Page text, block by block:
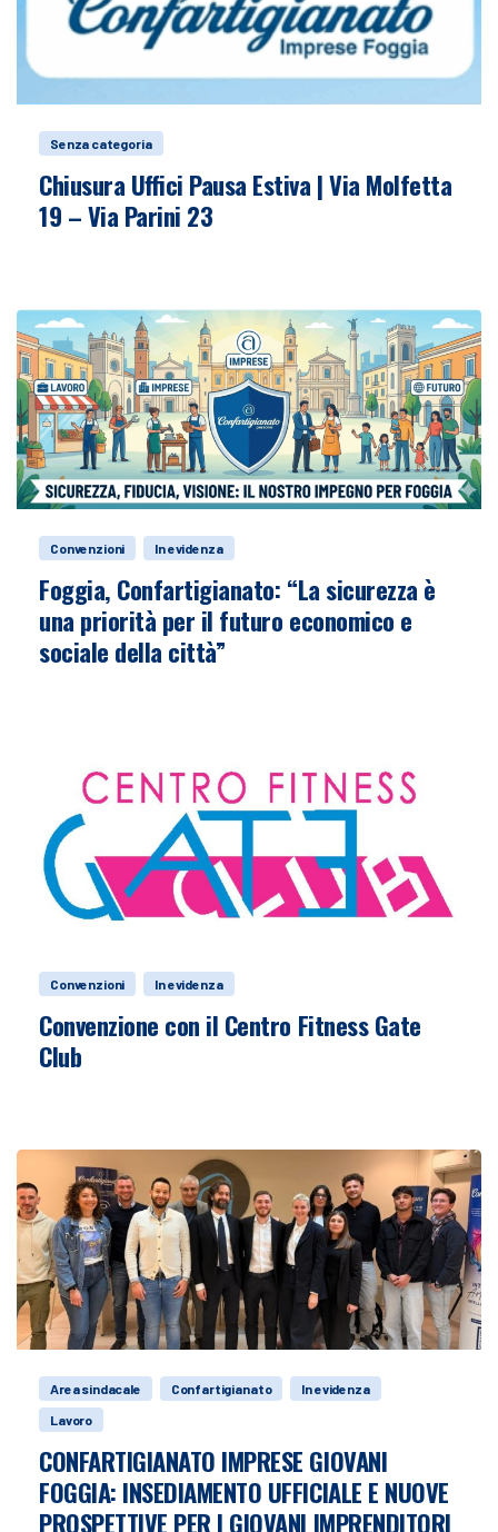
Senza categoria
Chiusura Uffici Pausa Estiva | Via Molfetta
19 – Via Parini 23
Convenzioni In evidenza
Foggia, Confartigianato: “La sicurezza è
una priorità per il futuro economico e
sociale della città”
Convenzioni In evidenza
Convenzione con il Centro Fitness Gate
Club
Area sindacale Confartigianato
In evidenza
Lavoro
CONFARTIGIANATO IMPRESE GIOVANI
FOGGIA: INSEDIAMENTO UFFICIALE E NUOVE
PROSPETTIVE PER I GIOVANI IMPRENDITORI